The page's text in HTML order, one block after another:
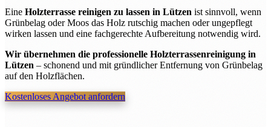
Eine Holzterrasse reinigen zu lassen in Lützen ist sinnvoll, wenn
Grünbelag oder Moos das Holz rutschig machen oder ungepflegt
wirken lassen und eine fachgerechte Aufbereitung notwendig wird.
Wir übernehmen die professionelle Holzterrassenreinigung in
Lützen – schonend und mit gründlicher Entfernung von Grünbelag
auf den Holzflächen.
Kostenloses Angebot anfordern